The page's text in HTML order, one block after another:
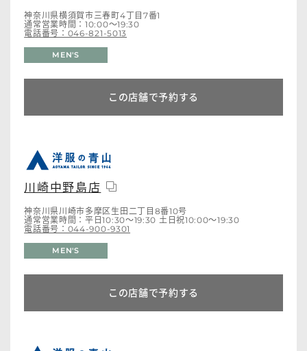
神奈川県横須賀市三春町4丁目7番1
通常営業時間：10:00～19:30
電話番号：046-821-5013
MEN'S
この店舗で予約する
川崎中野島店
神奈川県川崎市多摩区生田二丁目8番10号
通常営業時間：平日10:30～19:30 土日祝10:00～19:30
電話番号：044-900-9301
MEN'S
この店舗で予約する